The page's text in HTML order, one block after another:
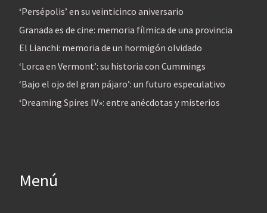
‘Persépolis’ en su veinticinco aniversario
Granada es de cine: memoria fílmica de una provincia
El Lianchi: memoria de un hormigón olvidado
‘Lorca en Vermont’: su historia con Cummings
‘Bajo el ojo del gran pájaro’: un futuro especulativo
‘Dreaming Spires IV»: entre anécdotas y misterios
Menú